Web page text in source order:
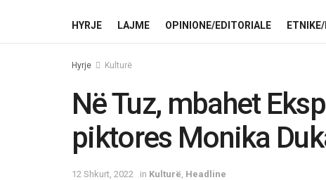
HYRJE LAJME OPINIONE/EDITORIALE
Hyrje Kulturë
Në Tuz, mbahet
piktores Monika
12 Shkurt, 2022 in Kulturë Headline